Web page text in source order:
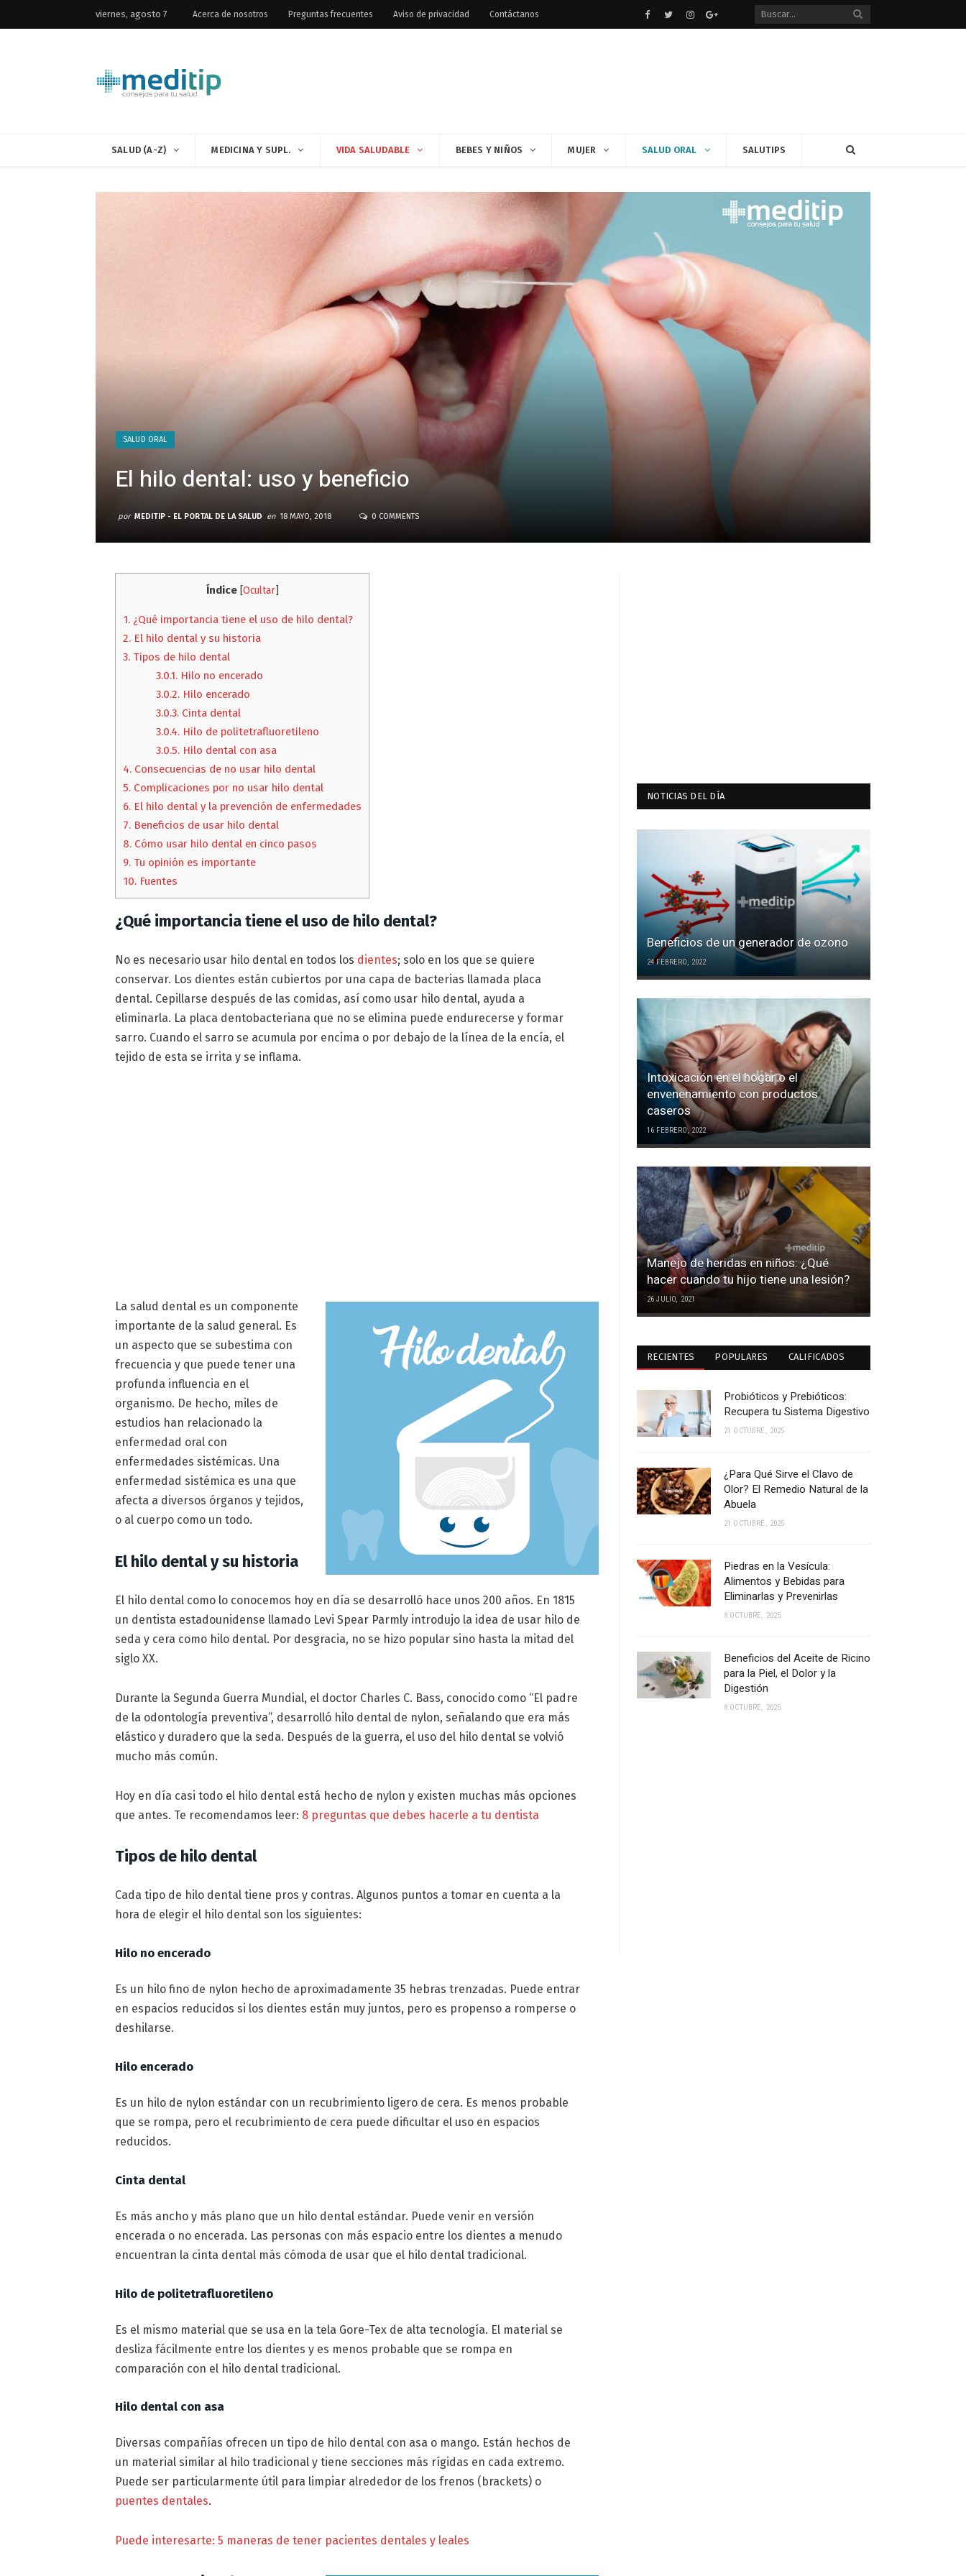
viernes, agosto 7 Acerca de nosotros Preguntas frecuentes Aviso de privacidad Contáctanos Facebook
TwitterinstagramGoogle+
SALUD (A-Z) MEDICINA Y SUPL. VIDA SALUDABLE BEBES Y NIÑOS MUJER SALUD ORAL SALUTIPS
SALUD ORAL
El hilo dental: uso y beneficio
por MEDITIP - EL PORTAL DE LA SALUD en 18 MAYO, 2018 0 COMMENTS
Índice Ocultar]
1. ¿Qué importancia tiene el uso de hilo dental?
2. El hilo dental y su historia
3. Tipos de hilo dental
3.0.1.Hilo no encerado
3.0.2.Hilo encerado
3.0.3.Cinta dental
3.0.4.Hilo de politetrafluoretileno
3.0.5.Hilo dental con asa
4. Consecuencias de no usar hilo dental
5. Complicaciones por no usar hilo dental
6. El hilo dental y la prevención de enfermedades
7. Beneficios de usar hilo dental
8. Cómo usar hilo dental en cinco pasos
9. Tu opinión es importante
10. Fuentes
¿Qué importancia tiene el uso de hilo dental?
No es necesario usar hilo dental en todos los dientes; solo en los que se quiere
conservar. Los dientes están cubiertos por una capa de bacterias llamada placa
dental. Cepillarse después de las comidas, así como usar hilo dental, ayuda a
eliminarla. La placa dentobacteriana que no se elimina puede endurecerse y formar
sarro. Cuando el sarro se acumula por encima o por debajo de la línea de la encía, el
tejido de esta se irrita y se inflama.
La salud dental es un componente
importante de la salud general. Es
un aspecto que se subestima con
frecuencia y que puede tener una
profunda influencia en el
organismo. De hecho, miles de
estudios han relacionado la
enfermedad oral con
enfermedades sistémicas. Una
enfermedad sistémica es una que
afecta a diversos órganos y tejidos,
o al cuerpo como un todo.
El hilo dental y su historia
El hilo dental como lo conocemos hoy en día se desarrolló hace unos 200 años. En 1815
un dentista estadounidense llamado Levi Spear Parmly introdujo la idea de usar hilo de
seda y cera como hilo dental. Por desgracia, no se hizo popular sino hasta la mitad del
siglo XX.
Durante la Segunda Guerra Mundial, el doctor Charles C. Bass, conocido como “El padre
de la odontología preventiva”, desarrolló hilo dental de nylon, señalando que era más
elástico y duradero que la seda. Después de la guerra, el uso del hilo dental se volvió
mucho más común.
Hoy en día casi todo el hilo dental está hecho de nylon y existen muchas más opciones
que antes. Te recomendamos leer: 8 preguntas que debes hacerle a tu dentista
Tipos de hilo dental
Cada tipo de hilo dental tiene pros y contras. Algunos puntos a tomar en cuenta a la
hora de elegir el hilo dental son los siguientes:
Hilo no encerado
Es un hilo fino de nylon hecho de aproximadamente 35 hebras trenzadas. Puede entrar
en espacios reducidos si los dientes están muy juntos, pero es propenso a romperse o
deshilarse.
Hilo encerado
Es un hilo de nylon estándar con un recubrimiento ligero de cera. Es menos probable
que se rompa, pero el recubrimiento de cera puede dificultar el uso en espacios
reducidos.
Cinta dental
Es más ancho y más plano que un hilo dental estándar. Puede venir en versión
encerada o no encerada. Las personas con más espacio entre los dientes a menudo
encuentran la cinta dental más cómoda de usar que el hilo dental tradicional.
Hilo de politetrafluoretileno
Es el mismo material que se usa en la tela Gore-Tex de alta tecnología. El material se
desliza fácilmente entre los dientes y es menos probable que se rompa en
comparación con el hilo dental tradicional.
Hilo dental con asa
Diversas compañías ofrecen un tipo de hilo dental con asa o mango. Están hechos de
un material similar al hilo tradicional y tiene secciones más rígidas en cada extremo.
Puede ser particularmente útil para limpiar alrededor de los frenos (brackets) o
puentes dentales.
Puede interesarte: 5 maneras de tener pacientes dentales y leales
NOTICIAS DEL DÍA
Beneficios de un generador de ozono
24 FEBRERO, 2022
Intoxicación en el hogar o el
envenenamiento con productos
caseros
16 FEBRERO, 2022
Manejo de heridas en niños: ¿Qué
hacer cuando tu hijo tiene una lesión?
26 JULIO, 2021
RECIENTES POPULARES CALIFICADOS
Probióticos y Prebióticos:
Recupera tu Sistema Digestivo
21 OCTUBRE, 2025
¿Para Qué Sirve el Clavo de
Olor? El Remedio Natural de la
Abuela
21 OCTUBRE, 2025
Piedras en la Vesícula:
Alimentos y Bebidas para
Eliminarlas y Prevenirlas
8 OCTUBRE, 2025
Beneficios del Aceite de Ricino
para la Piel, el Dolor y la
Digestión
8 OCTUBRE, 2025